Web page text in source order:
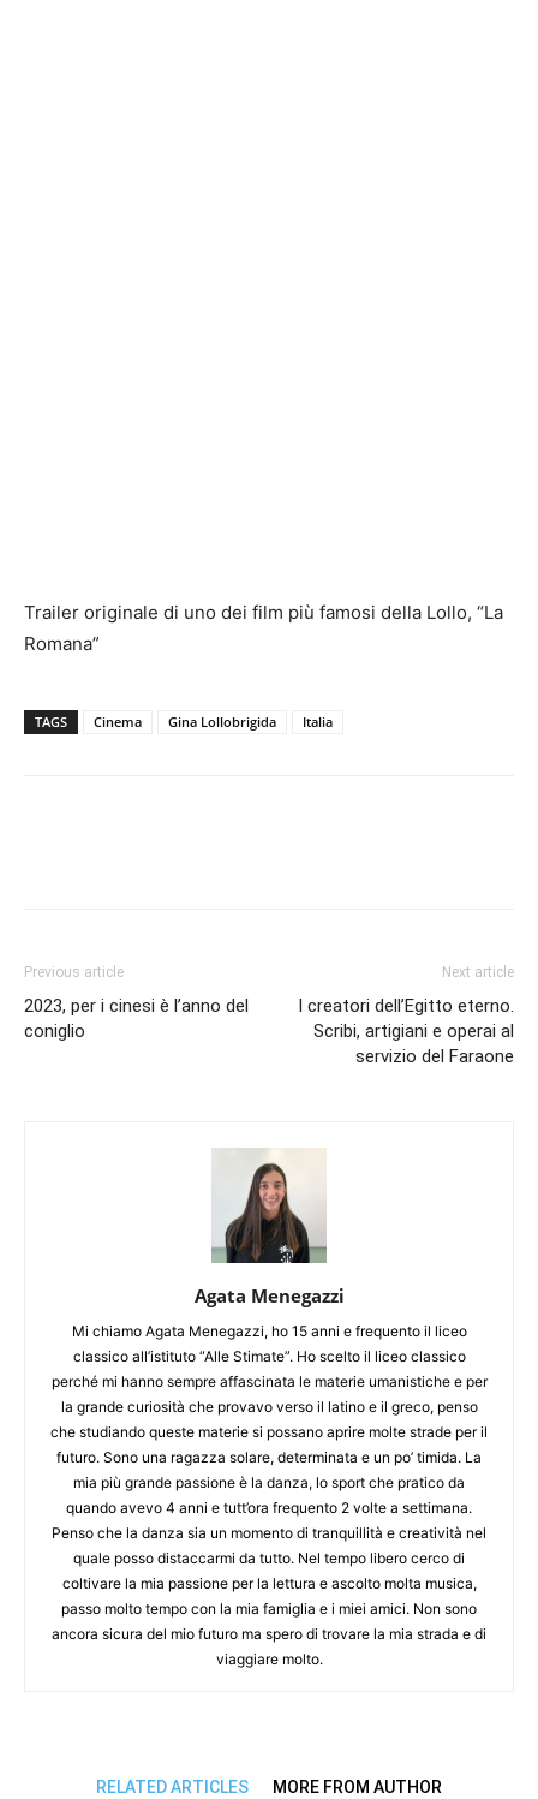
Trailer originale di uno dei film più famosi della Lollo, “La
Romana”
TAGS Cinema Gina Lollobrigida Italia
Previous article
2023, per i cinesi è l’anno del
coniglio
Next article
I creatori dell’Egitto eterno.
Scribi, artigiani e operai al
servizio del Faraone
Agata Menegazzi
Mi chiamo Agata Menegazzi, ho 15 anni e frequento il liceo
classico all’istituto “Alle Stimate”. Ho scelto il liceo classico
perché mi hanno sempre affascinata le materie umanistiche e per
la grande curiosità che provavo verso il latino e il greco, penso
che studiando queste materie si possano aprire molte strade per il
futuro. Sono una ragazza solare, determinata e un po’ timida. La
mia più grande passione è la danza, lo sport che pratico da
quando avevo 4 anni e tutt’ora frequento 2 volte a settimana.
Penso che la danza sia un momento di tranquillità e creatività nel
quale posso distaccarmi da tutto. Nel tempo libero cerco di
coltivare la mia passione per la lettura e ascolto molta musica,
passo molto tempo con la mia famiglia e i miei amici. Non sono
ancora sicura del mio futuro ma spero di trovare la mia strada e di
viaggiare molto.
RELATED ARTICLES MORE FROM AUTHOR